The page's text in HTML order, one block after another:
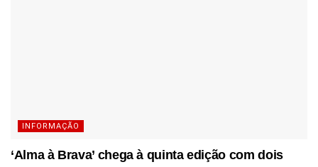
INFORMAÇÃO
‘Alma à Brava’ chega à quinta edição com dois